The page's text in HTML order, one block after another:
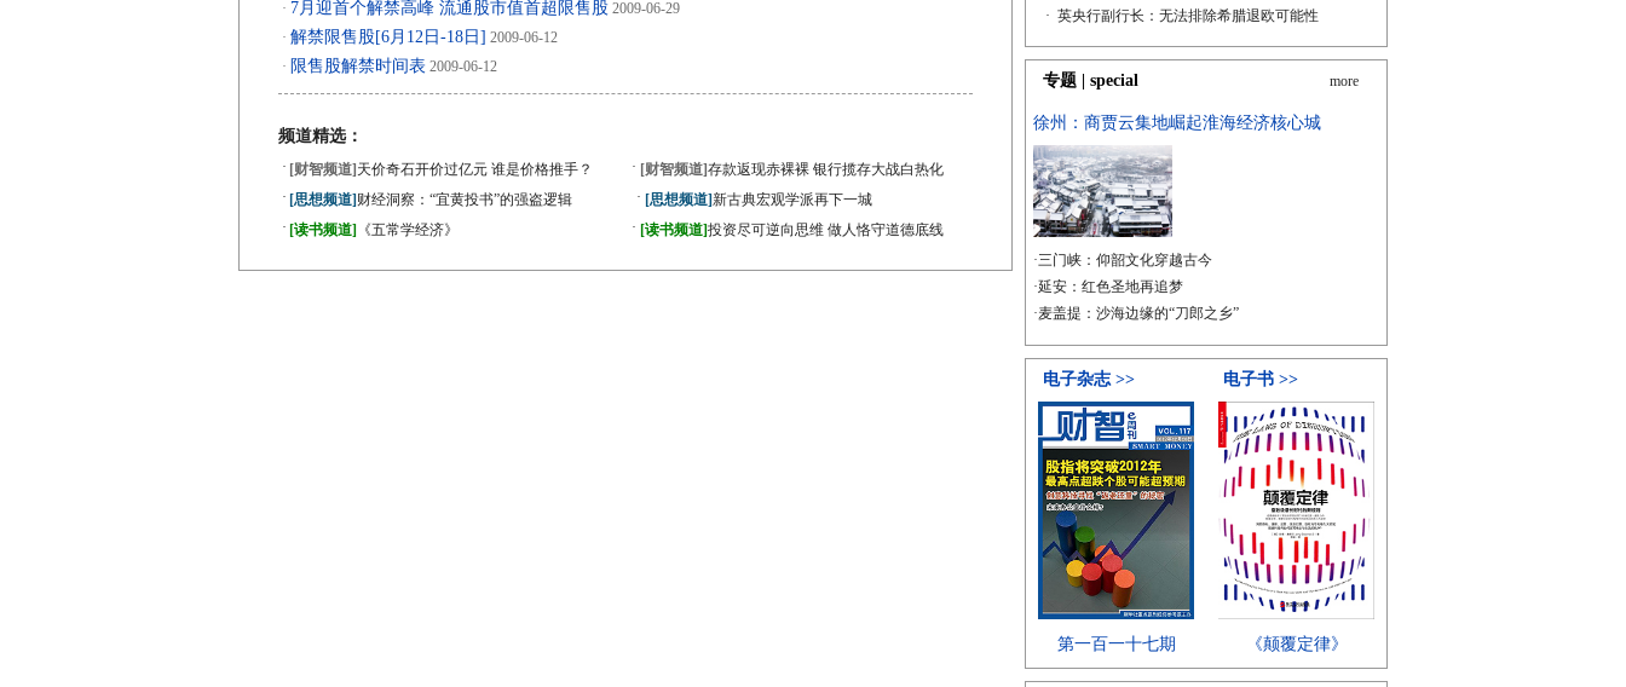
· 7月迎首个解禁高峰 流通股市值首超限售股 2009-06-29
· 解禁限售股[6月12日-18日] 2009-06-12
· 限售股解禁时间表 2009-06-12
频道精选：
· [财智频道] 天价奇石开价过亿元 谁是价格推手？ · [财智频道]存款返现赤裸裸 银行揽存大战白热化
· [思想频道] 财经洞察：“宜黄投书”的强盗逻辑 · [思想频道]新古典宏观学派再下一城
· [读书频道] 《五常学经济》 · [读书频道]投资尽可逆向思维 做人恪守道德底线